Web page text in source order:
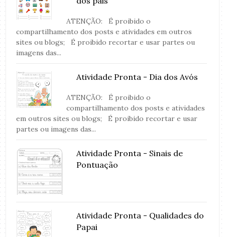
ATENÇÃO: É proibido o
compartilhamento dos posts e atividades em outros
sites ou blogs; É proibido recortar e usar partes ou
imagens das...
Atividade Pronta - Dia dos Avós
ATENÇÃO: É proibido o
compartilhamento dos posts e atividades
em outros sites ou blogs; É proibido recortar e usar
partes ou imagens das...
Atividade Pronta - Sinais de
Pontuação
Atividade Pronta - Qualidades do
Papai